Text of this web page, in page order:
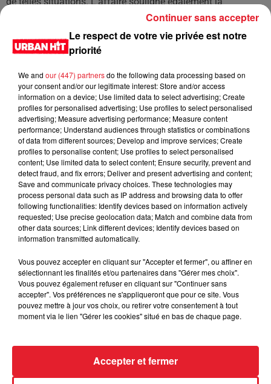
complexité de juger des accusations graves dans l'ère des
médias sociaux et de l'opinion publique.
LES DERNIÈRES NEWS
Jay-Z se bat contre la grand-mère
d'un homme prétendant être son fils
Cassie met fin à une ex-escorte
masculine dans sa bataille...
Montparnasse : des désaccords
entre...
plusieurs semaines avant
l'extinction...
Le respect de votre vie privée est notre
priorité
We and our (447) partnersdo the following data processing based on
your consent and/or our legitimate interest: Store and/or access
information on a device; Use limited data to select advertising; Create
profiles for personalised advertising; Use profiles to select personalised
advertising; Measure advertising performance; Measure content
performance; Understand audiences through statistics or combinations
of data from different sources; Develop and improve services; Create
profiles to personalise content; Use profiles to select personalised
content; Use limited data to select content; Ensure security, prevent and
detect fraud, and fix errors; Deliver and present advertising and content;
Save and communicate privacy choices. These technologies may
process personal data such as IP address and browsing data to offer
following functionalities: Identify devices based on information actively
requested; Use precise geolocation data; Match and combine data from
other data sources; Link different devices; Identify devices based on
information transmitted automatically.
Vous pouvez accepter en cliquant sur "Accepter et fermer", ou affiner en
sélectionnant les finalités et/ou partenaires dans "Gérer mes choix".
Vous pouvez également refuser en cliquant sur "Continuer sans
accepter". Vos préférences ne s'appliqueront que pour ce site. Vous
pouvez mettre à jour vos choix, ou retirer votre consentement à tout
moment via le lien "Gérer les cookies" situé en bas de chaque page.
Accepter et fermer
Continuer sans accepter